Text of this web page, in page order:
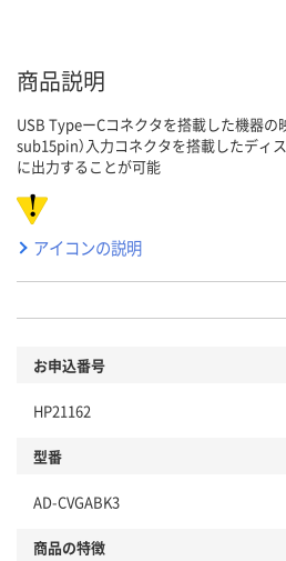
商品説明
USB TypeーCコネクタを搭載した機器の
sub15pin）入力コネクタを搭載したディ
に出力することが可能
アイコンの説明
お申込番号
HP21162
型番
AD-CVGABK3
商品の特徴